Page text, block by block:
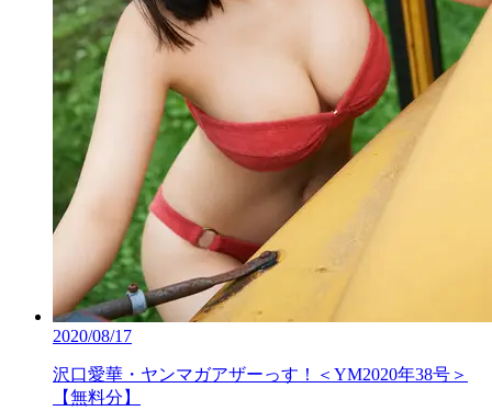
2020/08/17
沢口愛華・ヤンマガアザーっす！＜YM2020年38号＞
【無料分】